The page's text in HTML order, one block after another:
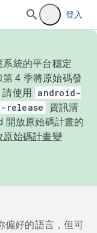
登入
統的平台穩定
4 季將原始碼發
使用 android-
release
資訊清
開放原始碼計畫的
始碼計畫變
偏好的語言，但可